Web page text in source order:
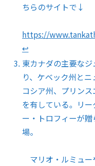
ちらのサイトで↓
https://
↩︎
東カナダの主要な
り、ケベック州と
コシア州、プリン
を有している。リ
ー・トロフィーが
場。
マリオ・ルミュー